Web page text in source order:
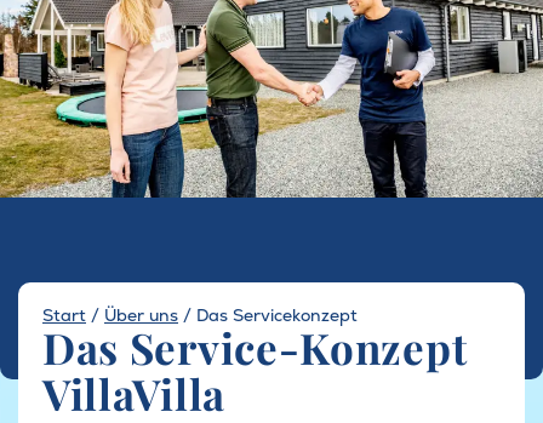
Start / Über uns / Das Servicekonzept
Das Service-Konzept
VillaVilla